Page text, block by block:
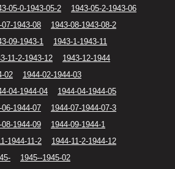
05-0-1943-05-2
1943-05-2-1943-06
07-1943-08
1943-08-1943-08-2
09-1943-1
1943-1-1943-11
11-2-1943-12
1943-12-1944
02
1944-02-1944-03
04-1944-04
1944-04-1944-05
06-1944-07
1944-07-1944-07-3
08-1944-09
1944-09-1944-1
1944-11-2
1944-11-2-1944-12
1945--1945-02